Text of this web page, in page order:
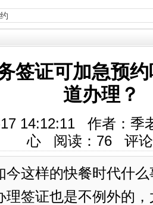
签证可加急预
道办理？
17 14:12:11 作者：
心 阅读： 76 评
今这样的快餐时代什
理签证也是不例外的